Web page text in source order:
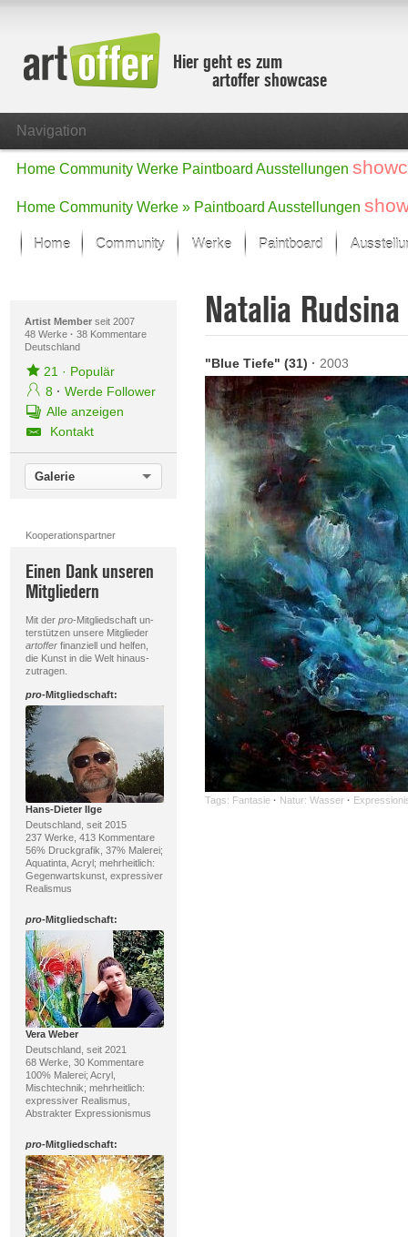
Hier geht es zum
artoffer showcase
Navigation
Home Community Werke Paintboard Ausstellungen
Home Community Werke » Paintboard Ausstellungen
Home Community Werke
Der letzte Monat im Fokus
Alle Fokus-Werke
Fokus-Werke
Neue Werke – Auswahl
Alle neuen Werke
Paintboard
Artist Memberseit 2007
48 Werke · 38 Kommentare
Deutschland
21 · Populär
8 · Werde Follower
Alle anzeigen
Kontakt
Galerie
Kooperationspartner
Einen Dank unseren
Mitgliedern
Mit der pro-Mitgliedschaft un-
terstützen unsere Mitglieder
artofferfinanziell und helfen,
die Kunst in die Welt hinaus-
zutragen.
pro-Mitgliedschaft:
Hans-Dieter Ilge
Deutschland, seit 2015
237 Werke, 413 Kommentare
56% Druckgrafik, 37% Malerei;
Aquatinta, Acryl; mehrheitlich:
Gegenwartskunst, expressiver
Realismus
pro-Mitgliedschaft:
Vera Weber
Deutschland, seit 2021
68 Werke, 30 Kommentare
100% Malerei; Acryl,
Mischtechnik; mehrheitlich:
expressiver Realismus,
Abstrakter Expressionismus
pro-Mitgliedschaft:
Natalia Rudsina
"Blue Tiefe" (31) · 2003
Tags: Fantasie · Natur: Wasser ·